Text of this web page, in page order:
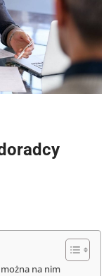
na nim